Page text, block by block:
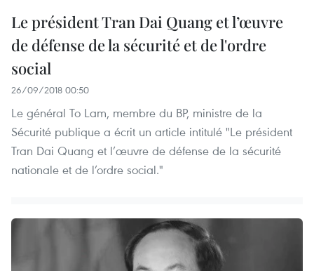
Le président Tran Dai Quang et l’œuvre
de défense de la sécurité et de l'ordre
social
26/09/2018 00:50
Le général To Lam, membre du BP, ministre de la
Sécurité publique a écrit un article intitulé "Le président
Tran Dai Quang et l’œuvre de défense de la sécurité
nationale et de l’ordre social."